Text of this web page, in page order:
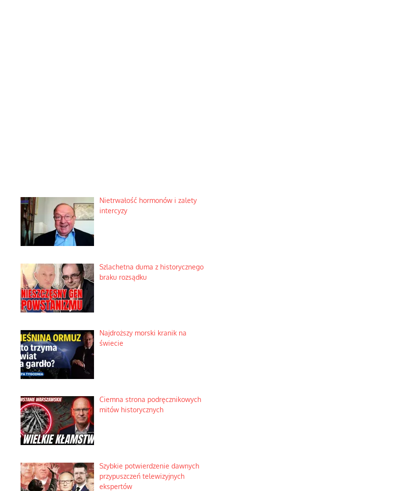
Nietrwałość hormonów i zalety
intercyzy
Szlachetna duma z historycznego
braku rozsądku
Najdroższy morski kranik na
świecie
Ciemna strona podręcznikowych
mitów historycznych
Szybkie potwierdzenie dawnych
przypuszczeń telewizyjnych
ekspertów